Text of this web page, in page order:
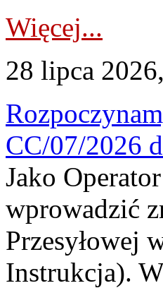
Więcej...
28 lipca
CC/07/2026
Jako
wprowadzić
Przesyłowej
Instrukcja).